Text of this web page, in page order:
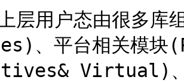
层用户态由很多
、平台相关模块
Virtual)、